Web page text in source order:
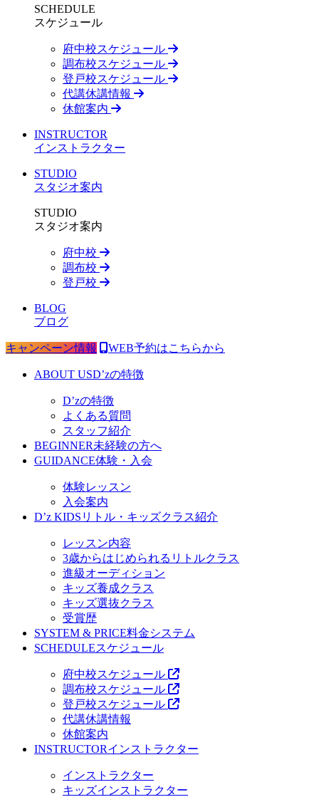
SCHEDULE
スケジュール
府中校スケジュール
調布校スケジュール
登戸校スケジュール
代講休講情報
休館案内
INSTRUCTOR
インストラクター
STUDIO
スタジオ案内
STUDIO
スタジオ案内
府中校
調布校
登戸校
BLOG
ブログ
キャンペーン情報 WEB予約はこちらから
ABOUT USD’zの特徴
D’zの特徴
よくある質問
スタッフ紹介
BEGINNER未経験の方へ
GUIDANCE体験・入会
体験レッスン
入会案内
D’z KIDS リトル・キッズクラス紹介
レッスン内容
3歳からはじめられるリトルクラス
進級オーディション
キッズ養成クラス
キッズ選抜クラス
受賞歴
SYSTEM & PRICE料金システム
SCHEDULEスケジュール
府中校スケジュール
調布校スケジュール
登戸校スケジュール
代講休講情報
休館案内
INSTRUCTORインストラクター
インストラクター
キッズインストラクター